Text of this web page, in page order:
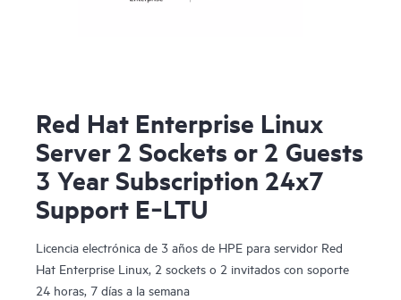
Red Hat Enterprise Linux
Server 2 Sockets or 2 Guests
3 Year Subscription 24x7
Support E‑LTU
Licencia electrónica de 3 años de HPE para servidor Red
Hat Enterprise Linux, 2 sockets o 2 invitados con soporte
24 horas, 7 días a la semana